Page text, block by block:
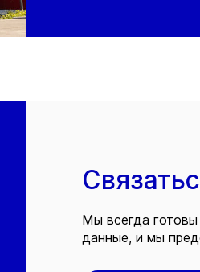
Мы всегда
данные, и мы